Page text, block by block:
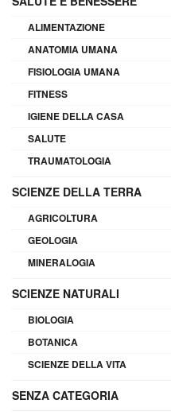
ALIMENTAZIONE
ANATOMIA UMANA
FISIOLOGIA UMANA
FITNESS
IGIENE DELLA CASA
SALUTE
TRAUMATOLOGIA
SCIENZE DELLA TERRA
AGRICOLTURA
GEOLOGIA
MINERALOGIA
SCIENZE NATURALI
BIOLOGIA
BOTANICA
SCIENZE DELLA VITA
SENZA CATEGORIA